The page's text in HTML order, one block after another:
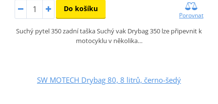
Do košíku
Porovnat
Suchý pytel 350 zadní taška Suchý vak Drybag 350 lze připevnit k
motocyklu v několika…
SW MOTECH Drybag 80, 8 litrů, černo-šedý